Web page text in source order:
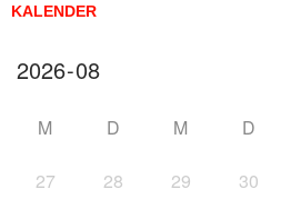
KALENDER
M D M D
27 28 29 30